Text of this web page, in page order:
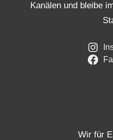
Kanälen und bleibe
Wir für